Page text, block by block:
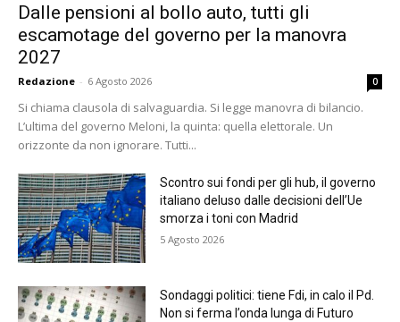
Dalle pensioni al bollo auto, tutti gli
escamotage del governo per la manovra
2027
Redazione - 6 Agosto 2026 0
Si chiama clausola di salvaguardia. Si legge manovra di bilancio.
L’ultima del governo Meloni, la quinta: quella elettorale. Un
orizzonte da non ignorare. Tutti...
Scontro sui fondi per gli hub, il governo
italiano deluso dalle decisioni dell’Ue
smorza i toni con Madrid
5 Agosto 2026
Sondaggi politici: tiene Fdi, in calo il Pd.
Non si ferma l’onda lunga di Futuro